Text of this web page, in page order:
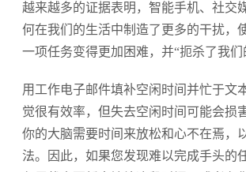
越来越多的证据表明，智能手机、社交
何在我们的生活中制造了更多的干扰，
一项任务变得更加困难，并“扼杀了我们
用工作电子邮件填补空闲时间并忙于文
觉很有效率，但失去空闲时间可能会损
你的大脑需要时间来放松和心不在焉，
法。因此，如果您发现难以完成手头的